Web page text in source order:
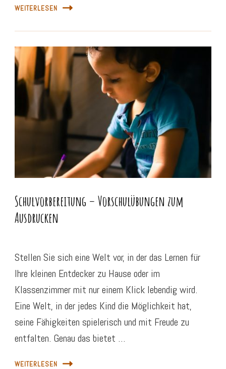
WEITERLESEN
Schulvorbereitung – Vorschulübungen zum
Ausdrucken
Stellen Sie sich eine Welt vor, in der das Lernen für
Ihre kleinen Entdecker zu Hause oder im
Klassenzimmer mit nur einem Klick lebendig wird.
Eine Welt, in der jedes Kind die Möglichkeit hat,
seine Fähigkeiten spielerisch und mit Freude zu
entfalten. Genau das bietet …
WEITERLESEN